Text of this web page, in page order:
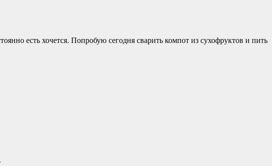
есть хочется. Попробую сегодня сварить компот из сухофруктов и пить